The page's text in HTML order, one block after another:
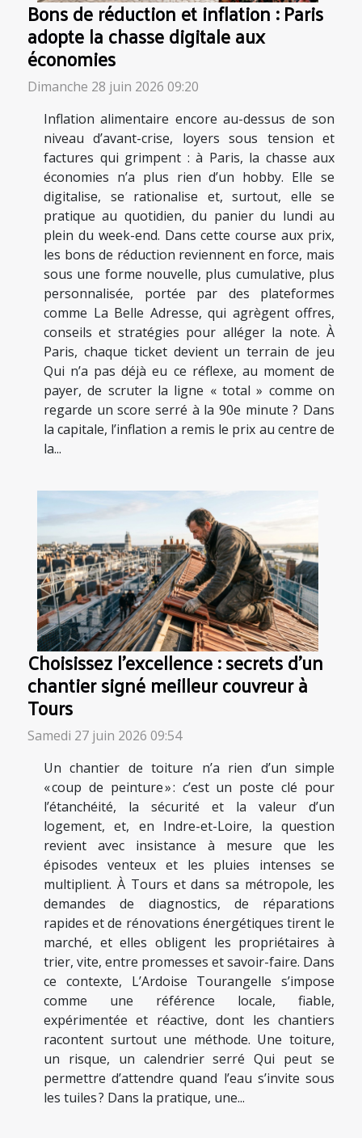
Bons de réduction et inflation : Paris
adopte la chasse digitale aux
économies
Dimanche 28 juin 2026 09:20
Inflation alimentaire encore au-dessus de son
niveau d’avant-crise, loyers sous tension et
factures qui grimpent : à Paris, la chasse aux
économies n’a plus rien d’un hobby. Elle se
digitalise, se rationalise et, surtout, elle se
pratique au quotidien, du panier du lundi au
plein du week-end. Dans cette course aux prix,
les bons de réduction reviennent en force, mais
sous une forme nouvelle, plus cumulative, plus
personnalisée, portée par des plateformes
comme La Belle Adresse, qui agrègent offres,
conseils et stratégies pour alléger la note. À
Paris, chaque ticket devient un terrain de jeu
Qui n’a pas déjà eu ce réflexe, au moment de
payer, de scruter la ligne « total » comme on
regarde un score serré à la 90e minute ? Dans
la capitale, l’inflation a remis le prix au centre de
la...
Choisissez l’excellence : secrets d’un
chantier signé meilleur couvreur à
Tours
Samedi 27 juin 2026 09:54
Un chantier de toiture n’a rien d’un simple
« coup de peinture » : c’est un poste clé pour
l’étanchéité, la sécurité et la valeur d’un
logement, et, en Indre-et-Loire, la question
revient avec insistance à mesure que les
épisodes venteux et les pluies intenses se
multiplient. À Tours et dans sa métropole, les
demandes de diagnostics, de réparations
rapides et de rénovations énergétiques tirent le
marché, et elles obligent les propriétaires à
trier, vite, entre promesses et savoir-faire. Dans
ce contexte, L’Ardoise Tourangelle s’impose
comme une référence locale, fiable,
expérimentée et réactive, dont les chantiers
racontent surtout une méthode. Une toiture,
un risque, un calendrier serré Qui peut se
permettre d’attendre quand l’eau s’invite sous
les tuiles ? Dans la pratique, une...